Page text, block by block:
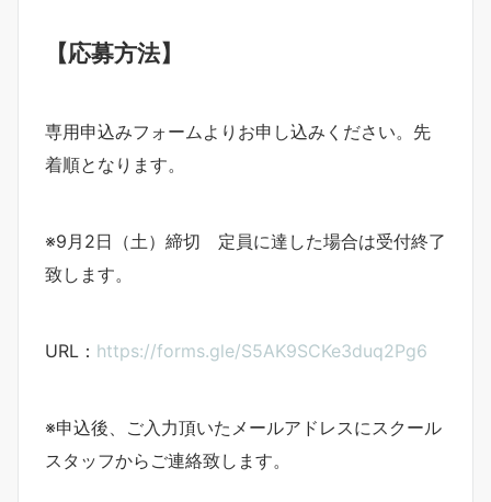
【応募方法】
専用申込みフォームよりお申し込みください。先
着順となります。
※9月2日（土）締切 定員に達した場合は受付終了
致します。
URL： https://forms.gle/S5AK9SCKe3duq2Pg6
※申込後、ご入力頂いたメールアドレスにスクール
スタッフからご連絡致します。